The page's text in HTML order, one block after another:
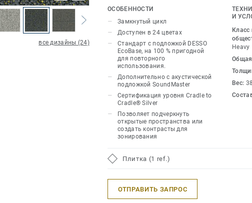
все дизайны (24)
два контрастных оттенка, создавая
уникальные оттенки, добавляя
интереса к напольным
текстилем, сплошной цвет
которые проявляются, когда вы идете
Спектр из 24 нейтральных оттенков
позволяет подчеркнуть
и переговорных или создать
DESSO Iconic — это возможность
дизайнерам неожиданные
впечатляющему решению, которое
цикла
ОСОБЕННОСТИ
Замкнутый цикл
Доступен в 24 цветах
Стандарт с подложкой DESSO
EcoBase, на 100 % пригодной
для повторного
использования.
Дополнительно с акустической
подложкой SoundMaster
Сертификация уровня Cradle to
Cradle® Silver
Позволяет подчеркнуть
открытые пространства или
создать контрасты для
зонирования
И
Класс
Heavy
Вес:
Плитка (1 ref.)
ОТПРАВИТЬ ЗАПРОС